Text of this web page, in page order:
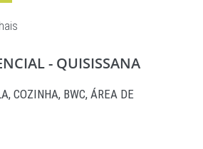
- QUISISSANA
COZINHA, BWC, ÁREA DE